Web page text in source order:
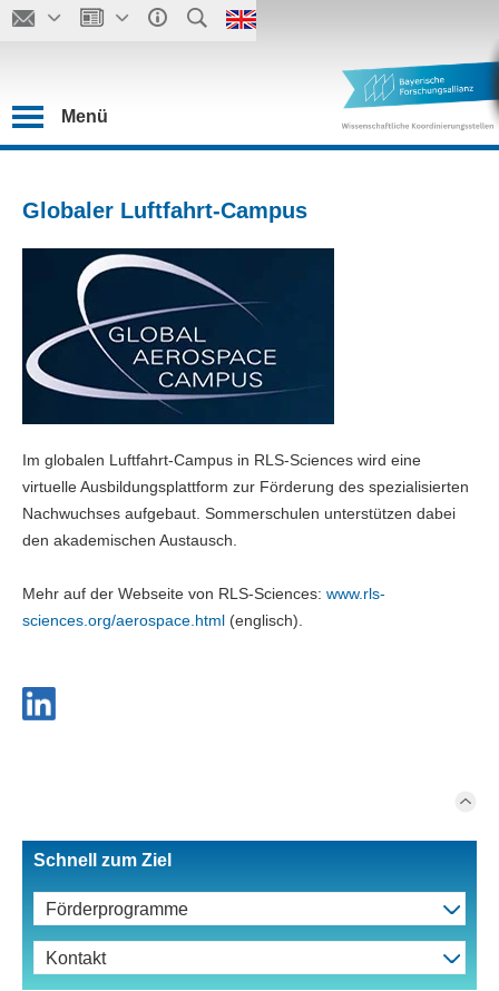
Menü
Globaler Luftfahrt-Campus
Im globalen Luftfahrt-Campus in RLS-Sciences wird eine
virtuelle Ausbildungsplattform zur Förderung des spezialisierten
Nachwuchses aufgebaut. Sommerschulen unterstützen dabei
den akademischen Austausch.
Mehr auf der Webseite von RLS-Sciences: www.rls-
sciences.org/aerospace.html (englisch).
Schnell zum Ziel
Förderprogramme
Kontakt